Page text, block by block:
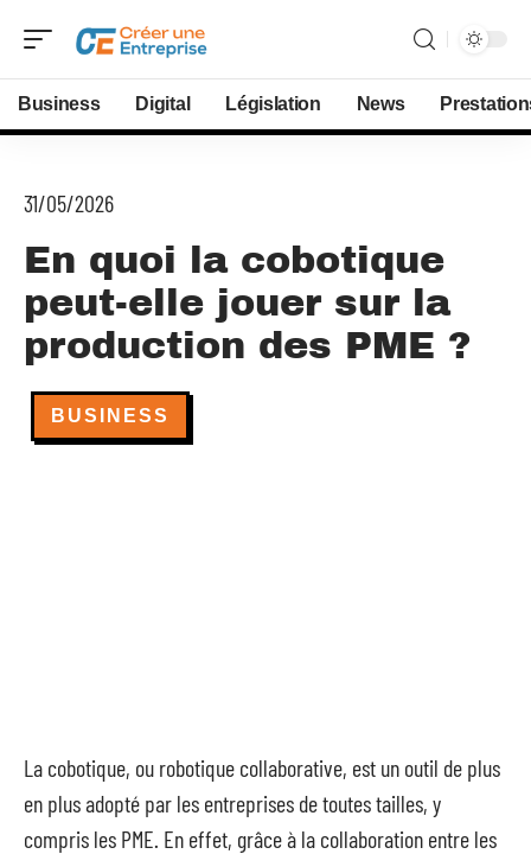
Business Digital Législation News
31/05/2026
En quoi la cobotique
peut-elle jouer sur la
production des PME ?
BUSINESS
La cobotique, ou robotique collaborative, est un outil de plus
en plus adopté par les entreprises de toutes tailles, y
compris les PME. En effet, grâce à la collaboration entre les